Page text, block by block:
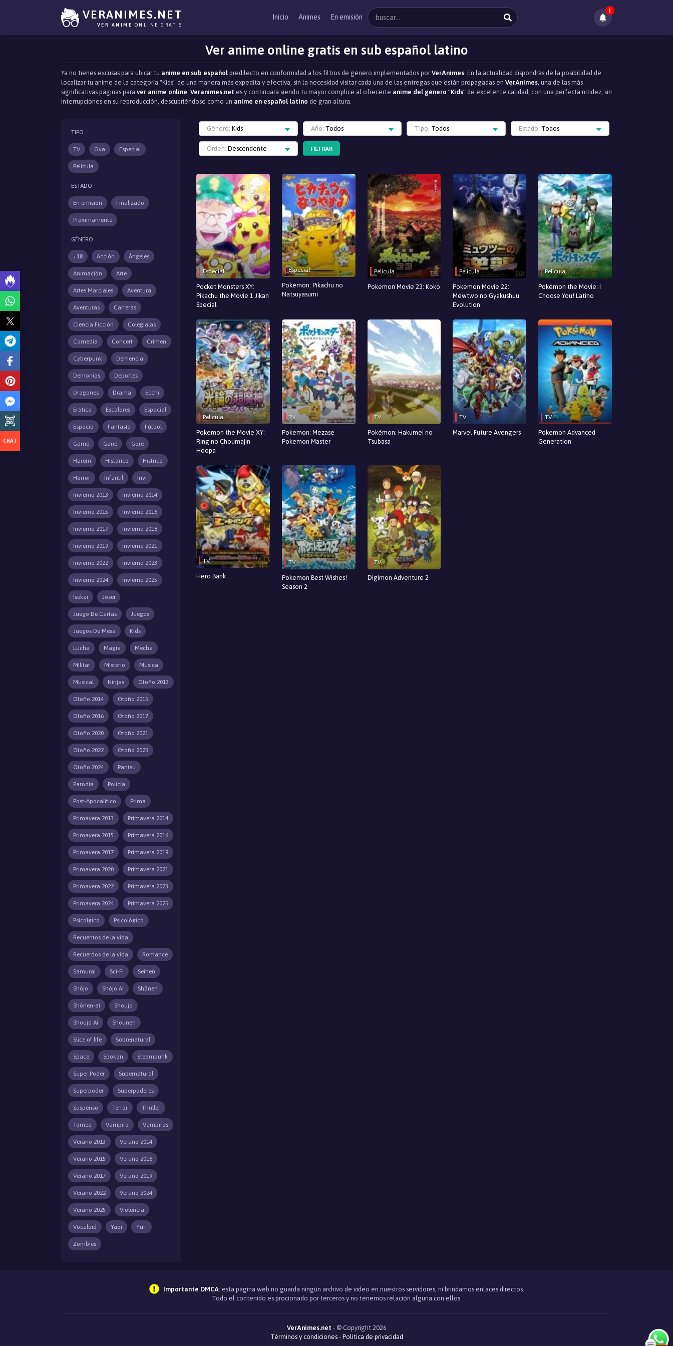
VERANIMES.NET
VER ANIME ONLINE GRATIS
Inicio Animes En emisión
1
Ver anime online gratis en sub español latino
Ya no tienes excusas para ubicar tu anime en sub español predilecto en conformidad a los filtros de género implementados por VerAnimes. En la actualidad dispondrás de la posibilidad de
localizar tu anime de la categoría "Kids" de una manera más expedita y efectiva, sin la necesidad visitar cada una de las entregas que están propagadas en VerAnimes, una de las más
significativas páginas para ver anime online. Veranimes.net es y continuará siendo tu mayor complice al ofrecerte anime del género "Kids" de excelente calidad, con una perfecta nitidez, sin
interrupciones en su reproducción, descubriéndose como un anime en español latino de gran altura.
TIPO
TV Ova Especial
Película
ESTADO
En emisión Finalizado
Proximamente
GÉNERO
+18 Acción Ángeles
Animación Arte
Artes Marciales Aventura
Aventuras Carreras
Ciencia Ficción Colegialas
Comedia Concert Crimen
Cyberpunk Demencia
Demonios Deportes
Dragones Drama Ecchi
Erótico Escolares Espacial
Espacio Fantasía Fútbol
Game Gane Gore
Harem Historico Histrico
Horror Infantil Invi
Invierno 2013 Invierno 2014
Invierno 2015 Invierno 2016
Invierno 2017 Invierno 2018
Invierno 2019 Invierno 2021
Invierno 2022 Invierno 2023
Invierno 2024 Invierno 2025
Isekai Josei
Juego De Cartas Juegos
Juegos De Mesa Kids
Lucha Magia Mecha
Militar Misterio Música
Musical Ninjas Otoño 2013
Otoño 2014 Otoño 2015
Otoño 2016 Otoño 2017
Otoño 2020 Otoño 2021
Otoño 2022 Otoño 2023
Otoño 2024 Pantsu
Parodia Policía
Post-Apocalitico Prima
Primavera 2013 Primavera 2014
Primavera 2015 Primavera 2016
Primavera 2017 Primavera 2019
Primavera 2020 Primavera 2021
Primavera 2022 Primavera 2023
Primavera 2024 Primavera 2025
Psicolgico Psicológico
Recuentos de la vida
Recuerdos de la vida Romance
Samurai Sci-Fi Seinen
Shōjo Shōjo AI Shōnen
Shōnen-ai Shoujo
Shoujo Ai Shounen
Slice of life Sobrenatural
Space Spokon Steampunk
Super Poder Supernatural
Superpoder Superpoderes
Suspenso Terror Thriller
Torneo Vampiro Vampiros
Verano 2013 Verano 2014
Verano 2015 Verano 2016
Verano 2017 Verano 2019
Verano 2022 Verano 2024
Verano 2025 Violencia
Vocaloid Yaoi Yuri
Zombies
Género: Kids Año: Todos Tipo: Todos Estado: Todos
Orden: Descendente FILTRAR
Especial
Pocket Monsters XY:
Pikachu the Movie 1 Jikan
Special
Especial
Pokémon: Pikachu no
Natsuyasumi
Pelicula
Pokemon Movie 23: Koko
Pelicula
Pokemon Movie 22:
Mewtwo no Gyakushuu
Evolution
Pelicula
Pokémon the Movie: I
Choose You! Latino
Pelicula
Pokemon the Movie XY:
Ring no Choumajin
Hoopa
TV
Pokemon: Mezase
Pokemon Master
TV
Pokémon: Hakumei no
Tsubasa
TV
Marvel Future Avengers
TV
Pokemon Advanced
Generation
TV
Hero Bank
TV
Pokemon Best Wishes!
Season 2
TV
Digimon Adventure 2
Importante DMCA: esta página web no guarda ningún archivo de video en nuestros servidores, ni brindamos enlaces directos.
Todo el contenido es procionado por terceros y no tenemos relación alguna con ellos.
VerAnimes.net - © Copyright 2026
Términos y condiciones- Política de privacidad